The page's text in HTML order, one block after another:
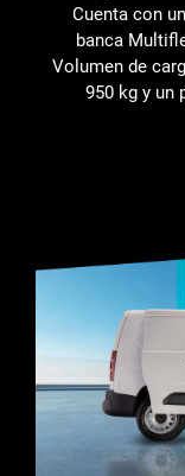
Cuenta con
banca
Volumen de
950 kg y un